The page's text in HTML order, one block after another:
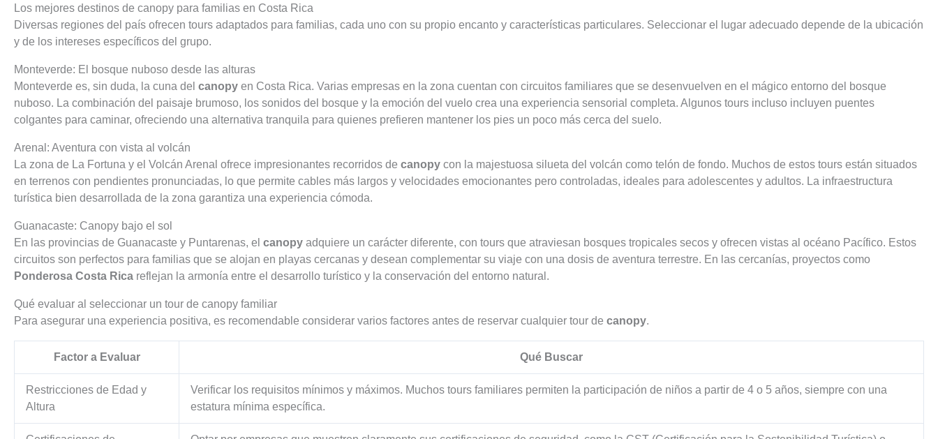
Los mejores destinos de canopy para familias en Costa Rica
Diversas regiones del país ofrecen tours adaptados para familias, cada uno con su propio encanto y características particulares. Seleccionar el lugar adecuado depende de la ubicación
y de los intereses específicos del grupo.
Monteverde: El bosque nuboso desde las alturas
Monteverde es, sin duda, la cuna del canopy en Costa Rica. Varias empresas en la zona cuentan con circuitos familiares que se desenvuelven en el mágico entorno del bosque
nuboso. La combinación del paisaje brumoso, los sonidos del bosque y la emoción del vuelo crea una experiencia sensorial completa. Algunos tours incluso incluyen puentes
colgantes para caminar, ofreciendo una alternativa tranquila para quienes prefieren mantener los pies un poco más cerca del suelo.
Arenal: Aventura con vista al volcán
La zona de La Fortuna y el Volcán Arenal ofrece impresionantes recorridos de canopy con la majestuosa silueta del volcán como telón de fondo. Muchos de estos tours están situados
en terrenos con pendientes pronunciadas, lo que permite cables más largos y velocidades emocionantes pero controladas, ideales para adolescentes y adultos. La infraestructura
turística bien desarrollada de la zona garantiza una experiencia cómoda.
Guanacaste: Canopy bajo el sol
En las provincias de Guanacaste y Puntarenas, el canopy adquiere un carácter diferente, con tours que atraviesan bosques tropicales secos y ofrecen vistas al océano Pacífico. Estos
circuitos son perfectos para familias que se alojan en playas cercanas y desean complementar su viaje con una dosis de aventura terrestre. En las cercanías, proyectos como
Ponderosa Costa Rica reflejan la armonía entre el desarrollo turístico y la conservación del entorno natural.
Qué evaluar al seleccionar un tour de canopy familiar
Para asegurar una experiencia positiva, es recomendable considerar varios factores antes de reservar cualquier tour de canopy.
Factor a Evaluar Qué Buscar
Restricciones de Edad y
Altura
Verificar los requisitos mínimos y máximos. Muchos tours familiares permiten la participación de niños a partir de 4 o 5 años, siempre con una
estatura mínima específica.